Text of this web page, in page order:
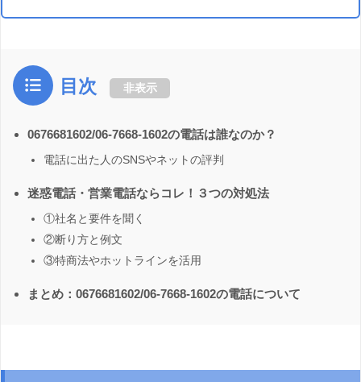
目次 非表示
0676681602/06-7668-1602の電話は誰なのか？
電話に出た人のSNSやネットの評判
迷惑電話・営業電話ならコレ！３つの対処法
①社名と要件を聞く
②断り方と例文
③特商法やホットラインを活用
まとめ：0676681602/06-7668-1602の電話について